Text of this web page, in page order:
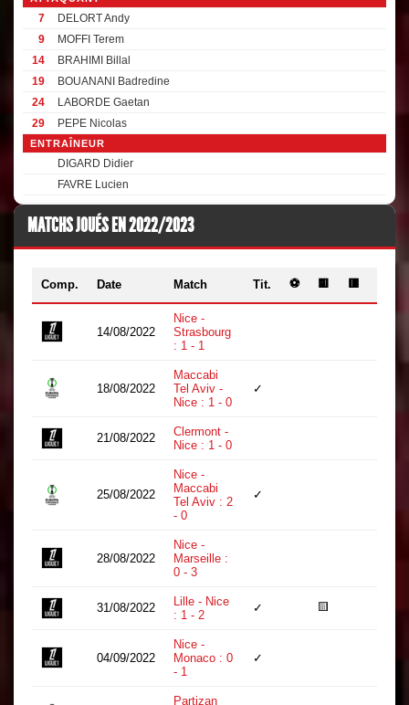
7
DELORT Andy
9
MOFFI Terem
14
BRAHIMI Billal
19
BOUANANI Badredine
24
LABORDE Gaetan
29
PEPE Nicolas
ENTRAÎNEUR
DIGARD Didier
FAVRE Lucien
MATCHS JOUÉS EN 2022/2023
Comp. Date Match Tit. ⚽ 🟨 🟥
14/08/2022
Nice -
Strasbourg
: 1 - 1
18/08/2022
Maccabi
Tel Aviv -
Nice : 1 - 0
✓
21/08/2022
Clermont -
Nice : 1 - 0
25/08/2022
Nice -
Maccabi
Tel Aviv : 2
- 0
✓
28/08/2022
Nice -
Marseille :
0 - 3
31/08/2022
Lille - Nice
: 1 - 2
✓ 🟨
04/09/2022
Nice -
Monaco : 0
- 1
✓
Partizan